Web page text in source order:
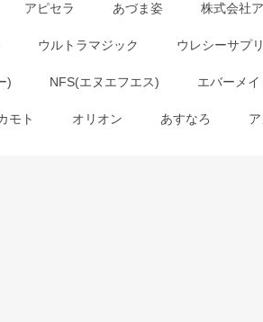
アピセラ あづま姿 株式会社
ウルトラマジック ウレシーサプ
) NFS(エヌエフエス) エバーメイ
モト オリオン あすなろ